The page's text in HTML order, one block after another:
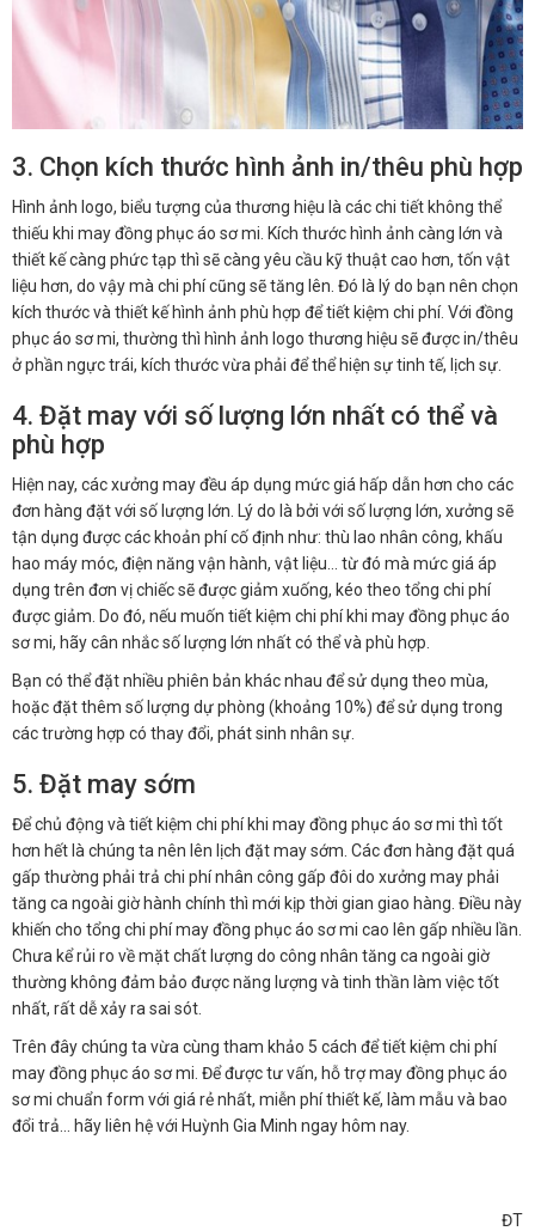
3. Chọn kích thước hình ảnh in/thêu phù hợp
Hình ảnh logo, biểu tượng của thương hiệu là các chi tiết không thể
thiếu khi may đồng phục áo sơ mi. Kích thước hình ảnh càng lớn và
thiết kế càng phức tạp thì sẽ càng yêu cầu kỹ thuật cao hơn, tốn vật
liệu hơn, do vậy mà chi phí cũng sẽ tăng lên. Đó là lý do bạn nên chọn
kích thước và thiết kế hình ảnh phù hợp để tiết kiệm chi phí. Với đồng
phục áo sơ mi, thường thì hình ảnh logo thương hiệu sẽ được in/thêu
ở phần ngực trái, kích thước vừa phải để thể hiện sự tinh tế, lịch sự.
4. Đặt may với số lượng lớn nhất có thể và
phù hợp
Hiện nay, các xưởng may đều áp dụng mức giá hấp dẫn hơn cho các
đơn hàng đặt với số lượng lớn. Lý do là bởi với số lượng lớn, xưởng sẽ
tận dụng được các khoản phí cố định như: thù lao nhân công, khấu
hao máy móc, điện năng vận hành, vật liệu… từ đó mà mức giá áp
dụng trên đơn vị chiếc sẽ được giảm xuống, kéo theo tổng chi phí
được giảm. Do đó, nếu muốn tiết kiệm chi phí khi may đồng phục áo
sơ mi, hãy cân nhắc số lượng lớn nhất có thể và phù hợp.
Bạn có thể đặt nhiều phiên bản khác nhau để sử dụng theo mùa,
hoặc đặt thêm số lượng dự phòng (khoảng 10%) để sử dụng trong
các trường hợp có thay đổi, phát sinh nhân sự.
5. Đặt may sớm
Để chủ động và tiết kiệm chi phí khi may đồng phục áo sơ mi thì tốt
hơn hết là chúng ta nên lên lịch đặt may sớm. Các đơn hàng đặt quá
gấp thường phải trả chi phí nhân công gấp đôi do xưởng may phải
tăng ca ngoài giờ hành chính thì mới kịp thời gian giao hàng. Điều này
khiến cho tổng chi phí may đồng phục áo sơ mi cao lên gấp nhiều lần.
Chưa kể rủi ro về mặt chất lượng do công nhân tăng ca ngoài giờ
thường không đảm bảo được năng lượng và tinh thần làm việc tốt
nhất, rất dễ xảy ra sai sót.
Trên đây chúng ta vừa cùng tham khảo 5 cách để tiết kiệm chi phí
may đồng phục áo sơ mi. Để được tư vấn, hỗ trợ may đồng phục áo
sơ mi chuẩn form với giá rẻ nhất, miễn phí thiết kế, làm mẫu và bao
đổi trả… hãy liên hệ với Huỳnh Gia Minh ngay hôm nay.
ĐT